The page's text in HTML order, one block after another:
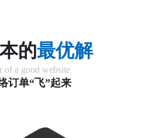
的最优解
of a good website
订单“飞”起来